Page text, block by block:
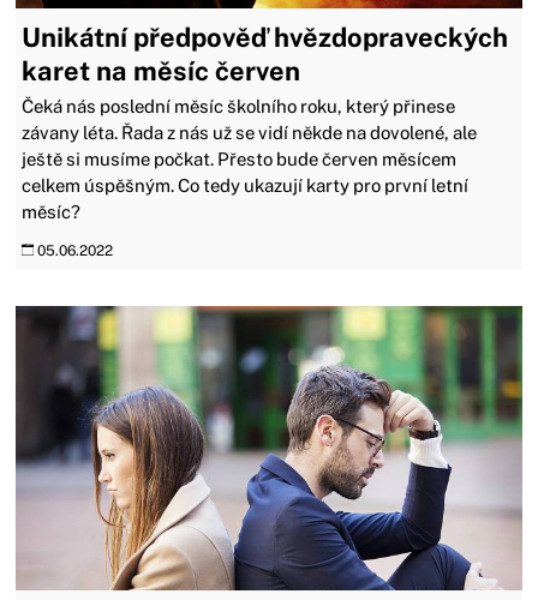
Unikátní předpověď hvězdopraveckých
karet na měsíc červen
Čeká nás poslední měsíc školního roku, který přinese
závany léta. Řada z nás už se vidí někde na dovolené, ale
ještě si musíme počkat. Přesto bude červen měsícem
celkem úspěšným. Co tedy ukazují karty pro první letní
měsíc?
05.06.2022